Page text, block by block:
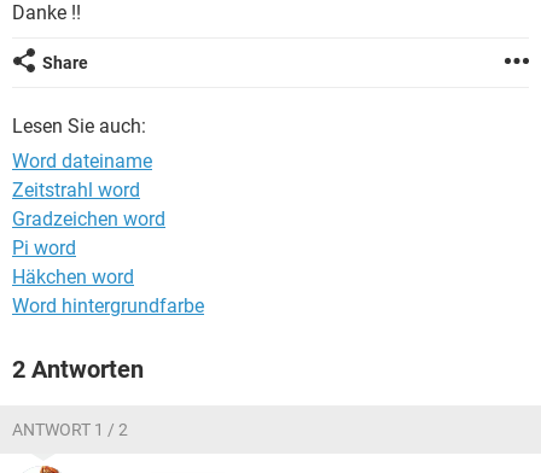
FACEBOOK
Danke !!
Share
Lesen Sie auch:
Word dateiname
Zeitstrahl word
Gradzeichen word
Pi word
Häkchen word
Word hintergrundfarbe
2 Antworten
ANTWORT 1 / 2